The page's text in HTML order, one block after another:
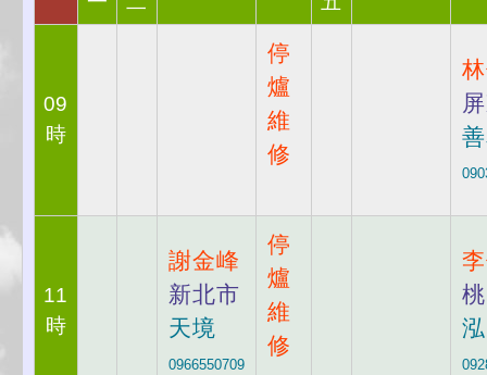
09
時
停
爐
維
修
11
時
謝金峰
新北市
天境
0966550709
停
爐
維
修